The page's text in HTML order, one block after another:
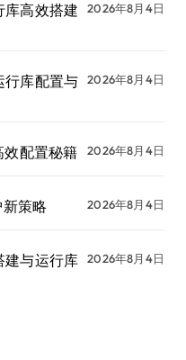
高效搭建
2026年8月4日
行库配置与
2026年8月4日
效配置秘籍 2026年8月4日
策略 2026年8月4日
建与运行库
2026年8月4日